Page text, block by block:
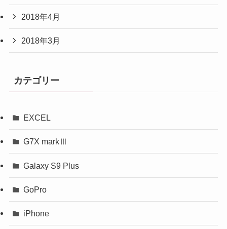
2018年4月
2018年3月
カテゴリー
EXCEL
G7X markⅢ
Galaxy S9 Plus
GoPro
iPhone